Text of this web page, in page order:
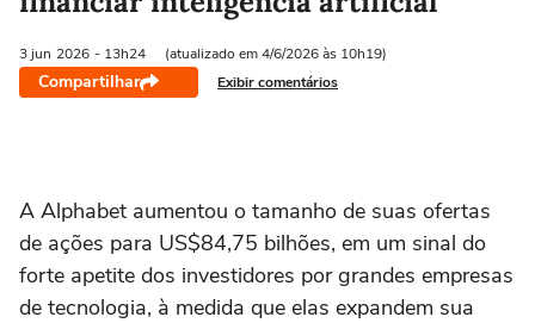
3 jun 2026 - 13h24 (atualizado em 4/6/2026 às 10h19)
Compartilhar Exibir comentários
A Alphabet aumentou o tamanho de ‌suas ofertas
de ações para US$84,75 bilhões, em um sinal do
forte apetite dos investidores por grandes empresas
de tecnologia, à medida que elas expandem sua